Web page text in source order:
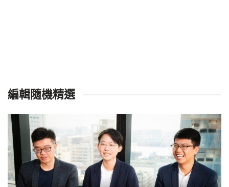
編輯隨機精選